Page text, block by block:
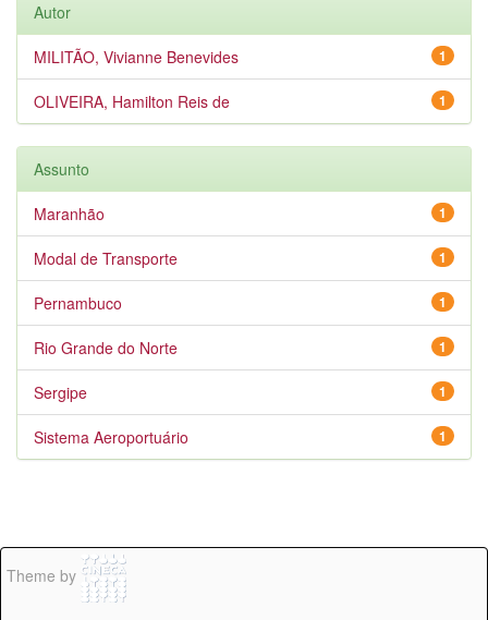
Autor
1
MILITÃO, Vivianne Benevides
1
OLIVEIRA, Hamilton Reis de
Assunto
1
Maranhão
1
Modal de Transporte
1
Pernambuco
1
Rio Grande do Norte
1
Sergipe
1
Sistema Aeroportuário
Theme by